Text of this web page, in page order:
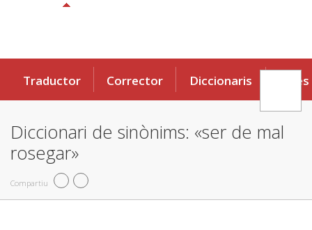
Traductor Corrector Diccionaris Eines
Diccionari de sinònims: «ser de mal
rosegar»
Compartiu